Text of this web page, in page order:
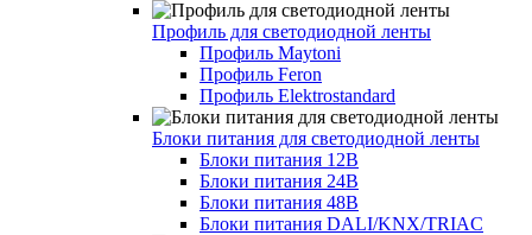
Профиль для светодиодной ленты
Профиль Maytoni
Профиль Feron
Профиль Elektrostandard
Блоки питания для светодиодной ленты
Блоки питания 12В
Блоки питания 24В
Блоки питания 48В
Блоки питания DALI/KNX/TRIAC